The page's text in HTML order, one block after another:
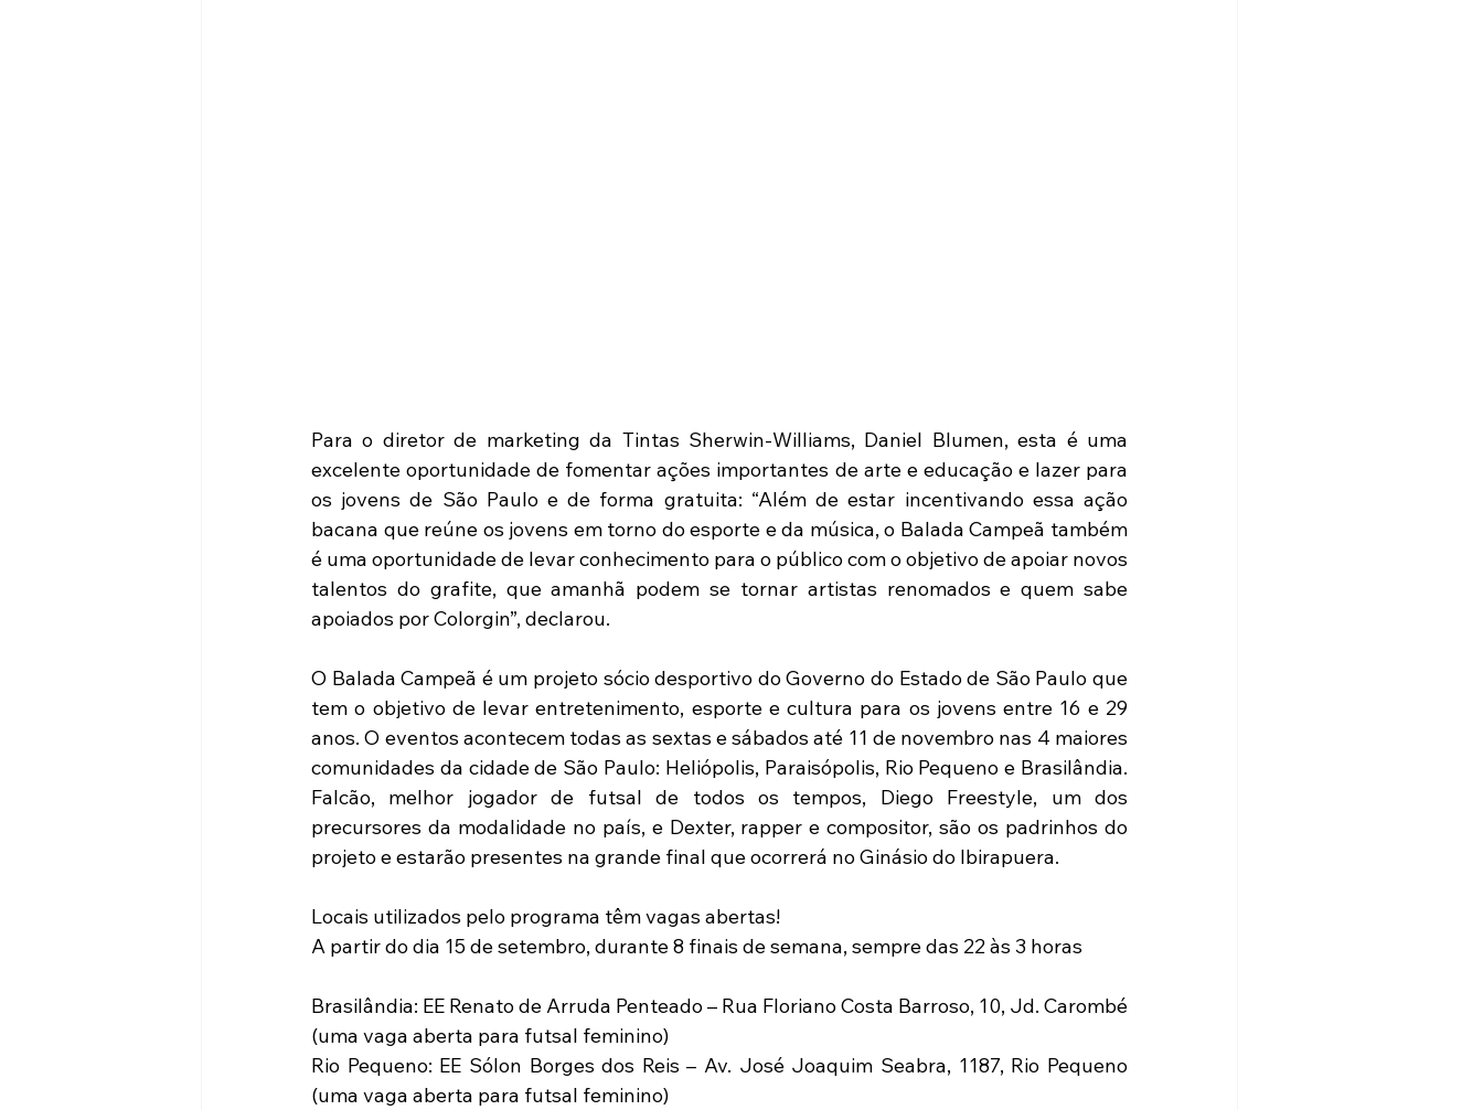
Para o diretor de marketing da Tintas Sherwin-Williams, Daniel Blumen, esta é uma
excelente oportunidade de fomentar ações importantes de arte e educação e lazer para
os jovens de São Paulo e de forma gratuita: “Além de estar incentivando essa ação
bacana que reúne os jovens em torno do esporte e da música, o Balada Campeã também
é uma oportunidade de levar conhecimento para o público com o objetivo de apoiar novos
talentos do grafite, que amanhã podem se tornar artistas renomados e quem sabe
apoiados por Colorgin”, declarou.
O Balada Campeã é um projeto sócio desportivo do Governo do Estado de São Paulo que
tem o objetivo de levar entretenimento, esporte e cultura para os jovens entre 16 e 29
anos. O eventos acontecem todas as sextas e sábados até 11 de novembro nas 4 maiores
comunidades da cidade de São Paulo: Heliópolis, Paraisópolis, Rio Pequeno e Brasilândia.
Falcão, melhor jogador de futsal de todos os tempos, Diego Freestyle, um dos
precursores da modalidade no país, e Dexter, rapper e compositor, são os padrinhos do
projeto e estarão presentes na grande final que ocorrerá no Ginásio do Ibirapuera.
Locais utilizados pelo programa têm vagas abertas!
A partir do dia 15 de setembro, durante 8 finais de semana, sempre das 22 às 3 horas
Brasilândia: EE Renato de Arruda Penteado – Rua Floriano Costa Barroso, 10, Jd. Carombé
(uma vaga aberta para futsal feminino)
Rio Pequeno: EE Sólon Borges dos Reis – Av. José Joaquim Seabra, 1187, Rio Pequeno
(uma vaga aberta para futsal feminino)